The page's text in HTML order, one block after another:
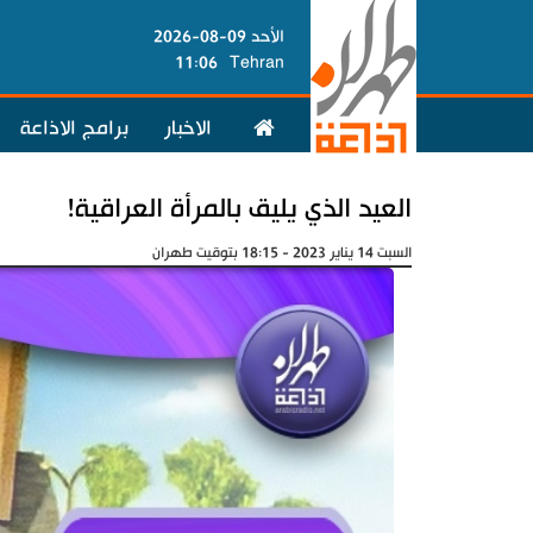
الأحد 09-08-2026
Tehran
11:06
الاخبار برامج الاذاعة
العيد الذي يليق بالمرأة العراقية!
السبت 14 يناير 2023 - 18:15 بتوقيت طهران